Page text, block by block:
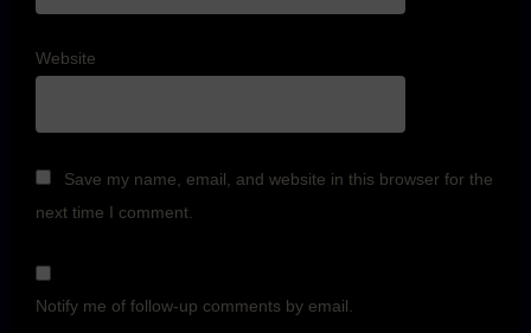
Website
Save my name, email, and website in this browser for the
next time I comment.
Notify me of follow-up comments by email.